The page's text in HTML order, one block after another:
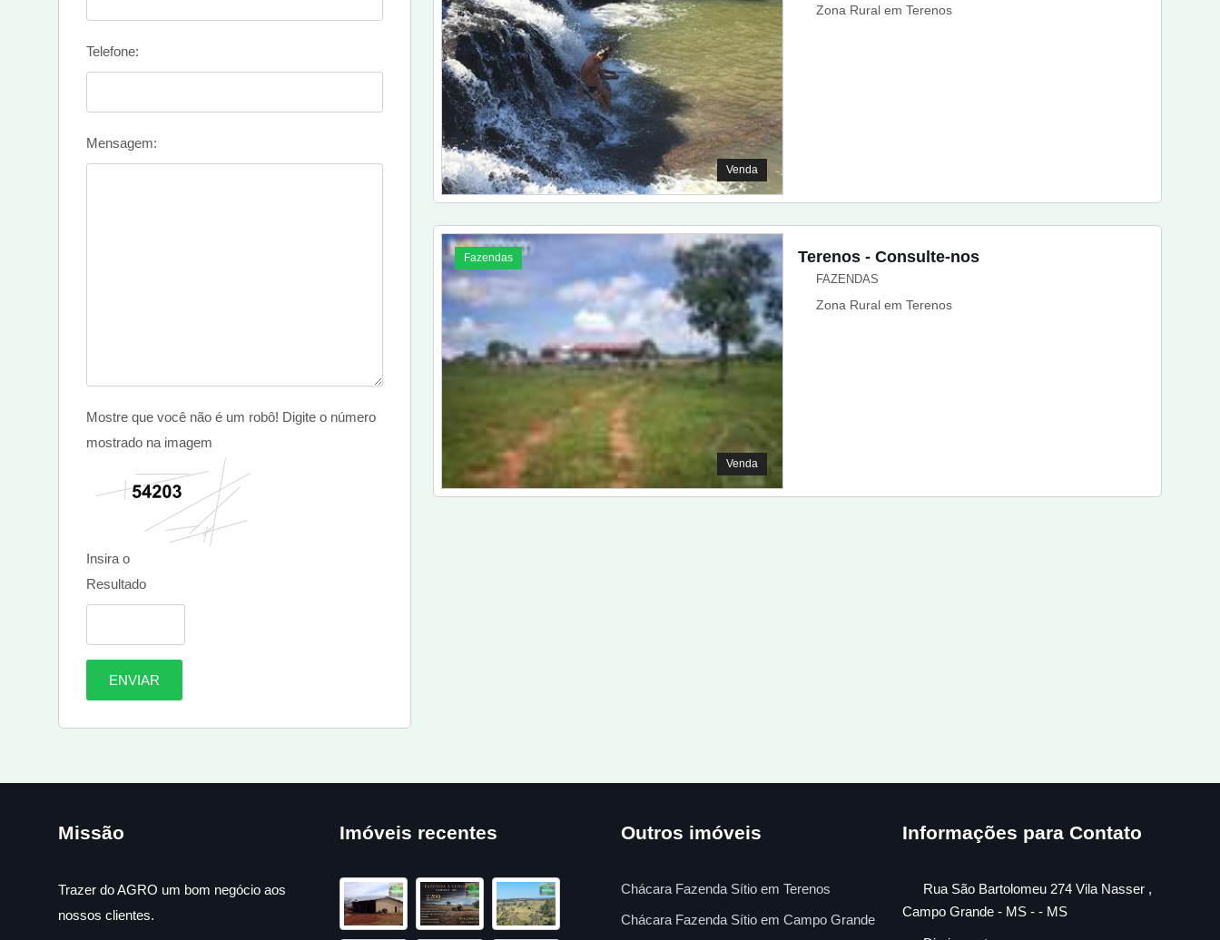
Telefone:
Mensagem:
Mostre que você não é um robô! Digite o número
mostrado na imagem
Insira o
Resultado
ENVIAR
Venda
Zona Rural em Terenos
Fazendas
Venda
Terenos - Consulte-nos
FAZENDAS
Zona Rural em Terenos
Missão
Trazer do AGRO um bom negócio aos
nossos clientes.
Imóveis recentes Outros imóveis
Chácara Fazenda Sítio em Terenos
Chácara Fazenda Sítio em Campo Grande
Informações para Contato
Rua São Bartolomeu 274 Vila Nasser ,
Campo Grande - MS - - MS